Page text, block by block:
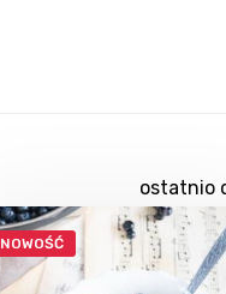
ostatnio
NOWOŚĆ